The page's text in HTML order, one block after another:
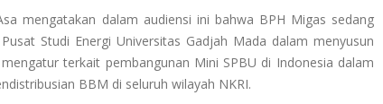
mengatakan dalam audiensi ini bahwa BPH Migas sedang
Studi Energi Universitas Gadjah Mada dalam menyusun
terkait pembangunan Mini SPBU di Indonesia dalam
BBM di seluruh wilayah NKRI.